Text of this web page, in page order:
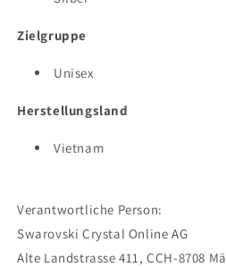
Zielgruppe
Unisex
Herstellungsland
Vietnam
Verantwortliche Person:
Swarovski Crystal Online AG
Alte Landstrasse 411, CCH-8708